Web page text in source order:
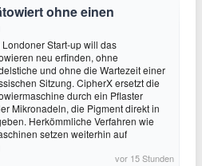
ohne einen
Londoner Start-up will das
neu erfinden, ohne
und ohne die Wartezeit einer
Sitzung. CipherX ersetzt die
durch ein Pflaster
Mikronadeln, die Pigment direkt in
Herkömmliche Verfahren wie
setzen weiterhin auf
vor 15 Stunden